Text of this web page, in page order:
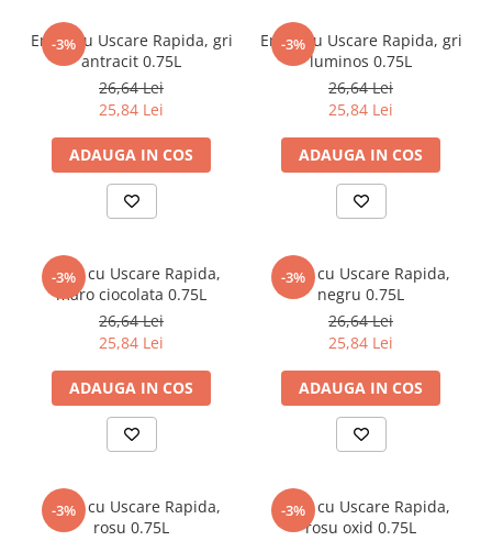
-3%
Email cu Uscare Rapida, gri
antracit 0.75L
26,64 Lei
25,84 Lei
ADAUGA IN COS
-3%
Email cu Uscare Rapida, gri
luminos 0.75L
26,64 Lei
25,84 Lei
ADAUGA IN COS
-3%
Email cu Uscare Rapida,
maro ciocolata 0.75L
26,64 Lei
25,84 Lei
ADAUGA IN COS
-3%
Email cu Uscare Rapida,
negru 0.75L
26,64 Lei
25,84 Lei
ADAUGA IN COS
-3%
Email cu Uscare Rapida,
rosu 0.75L
-3%
Email cu Uscare Rapida,
rosu oxid 0.75L